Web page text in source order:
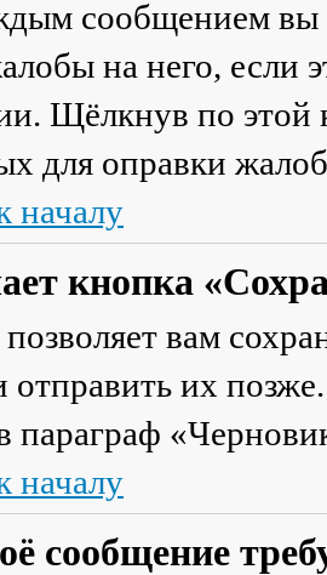
сообщением вы
на него, если
Щёлкнув по этой
для оправки
началу
кнопка
вам
отправить их
параграф
началу
сообщение